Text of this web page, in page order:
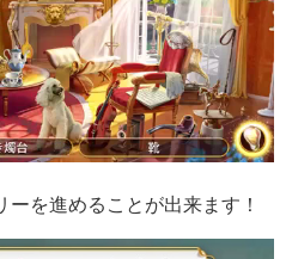
を進めることが出来ます！